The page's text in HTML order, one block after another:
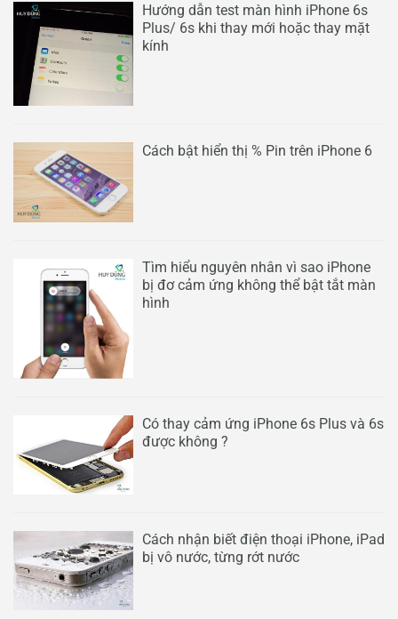
Hướng dẫn test màn hình iPhone 6s
Plus/ 6s khi thay mới hoặc thay mặt
kính
Cách bật hiển thị % Pin trên iPhone 6
Tìm hiểu nguyên nhân vì sao iPhone
bị đơ cảm ứng không thể bật tắt màn
hình
Có thay cảm ứng iPhone 6s Plus và 6s
được không ?
Cách nhận biết điện thoại iPhone, iPad
bị vô nước, từng rớt nước